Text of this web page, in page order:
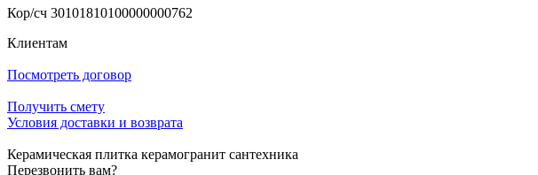
Кор/сч 30101810100000000762
Клиентам
Посмотреть договор
Получить смету
Условия доставки и возврата
Керамическая плитка керамогранит сантехника
Перезвонить вам?